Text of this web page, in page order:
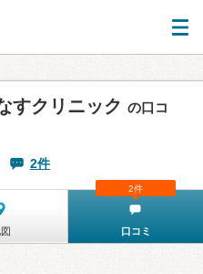
すクリニック の口コ
2件
口コミ
2件